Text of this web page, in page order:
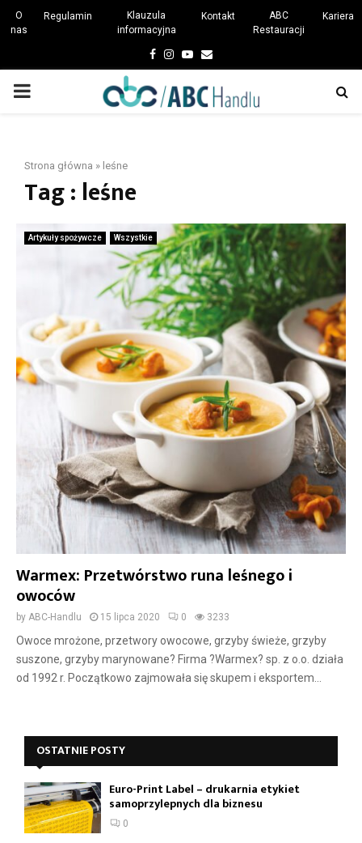
O
nas
Regulamin
Klauzula
informacyjna
Kontakt
ABC
Restauracji
Kariera
Facebook
Instagram
Youtube
Email
PRIMARY
Strona główna » leśne
Tag : leśne
Artykuły spożywcze Wszystkie
Warmex: Przetwórstwo runa leśnego i
owoców
by ABC-Handlu 15 lipca 2020 0 3233
Owoce mrożone, przetwory owocowe, grzyby świeże, grzyby
suszone, grzyby marynowane? Firma ?Warmex? sp. z o.o. działa
od 1992 r. Początkowo zajmowała się skupem i eksportem...
OSTATNIE POSTY
Euro-Print Label – drukarnia etykiet
samoprzylepnych dla biznesu
0